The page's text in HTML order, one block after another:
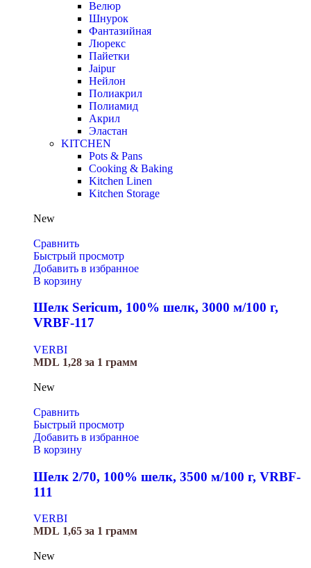
Велюр
Шнурок
Фантазийная
Люрекс
Пайетки
Jaipur
Нейлон
Полиакрил
Полиамид
Акрил
Эластан
KITCHEN
Pots & Pans
Cooking & Baking
Kitchen Linen
Kitchen Storage
New
Сравнить
Быстрый просмотр
Добавить в избранное
В корзину
Шелк Sericum, 100% шелк, 3000 м/100 г,
VRBF-117
VERBI
MDL 1,28 за 1 грамм
New
Сравнить
Быстрый просмотр
Добавить в избранное
В корзину
Шелк 2/70, 100% шелк, 3500 м/100 г, VRBF-
111
VERBI
MDL 1,65 за 1 грамм
New